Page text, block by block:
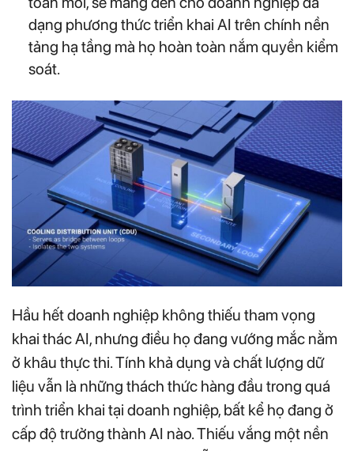
dạng phương thức triển khai AI trên chính nền
tảng hạ tầng mà họ hoàn toàn nắm quyền kiểm
soát.
Hầu hết doanh nghiệp không thiếu tham vọng
khai thác AI, nhưng điều họ đang vướng mắc nằm
ở khâu thực thi. Tính khả dụng và chất lượng dữ
liệu vẫn là những thách thức hàng đầu trong quá
trình triển khai tại doanh nghiệp, bất kể họ đang ở
cấp độ trưởng thành AI nào. Thiếu vắng một nền